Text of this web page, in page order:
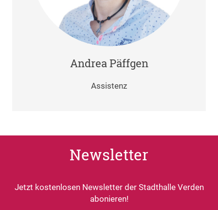
Andrea Päffgen
Assistenz
Newsletter
Jetzt kostenlosen Newsletter der Stadthalle Verden
abonieren!